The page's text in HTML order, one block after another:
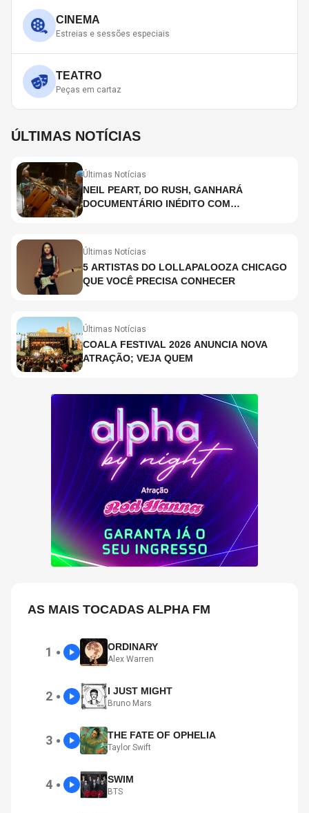
CINEMA
Estreias e sessões especiais
TEATRO
Peças em cartaz
ÚLTIMAS NOTÍCIAS
Últimas Notícias
NEIL PEART, DO RUSH, GANHARÁ
DOCUMENTÁRIO INÉDITO COM
Últimas Notícias
5 ARTISTAS DO LOLLAPALOOZA CHICAGO
QUE VOCÊ PRECISA CONHECER
Últimas Notícias
COALA FESTIVAL 2026 ANUNCIA NOVA
ATRAÇÃO; VEJA QUEM
AS MAIS TOCADAS ALPHA FM
1 ● ORDINARY
Alex Warren
2 ● I JUST MIGHT
Bruno Mars
3 ● THE FATE OF OPHELIA
Taylor Swift
4 ● SWIM
BTS